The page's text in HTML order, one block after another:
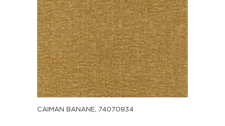
CAIMAN BANANE, 74070834